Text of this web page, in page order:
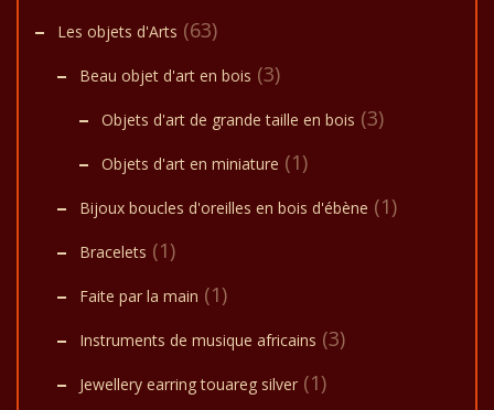
Les objets d'Arts (63)
Beau objet d'art en bois (3)
Objets d'art de grande taille en bois (3)
Objets d'art en miniature (1)
Bijoux boucles d'oreilles en bois d'ébène (1)
Bracelets (1)
Faite par la main (1)
Instruments de musique africains (3)
Jewellery earring touareg silver (1)